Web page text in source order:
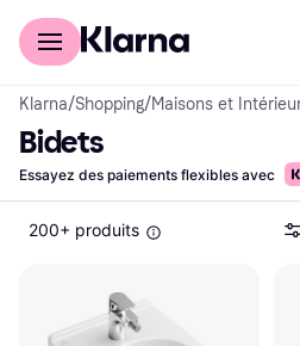
Acheter avec Klarna
Klarna/Shopping/Maisons et
Bidets
Essayez des paiements flexibles avec
200+ produits